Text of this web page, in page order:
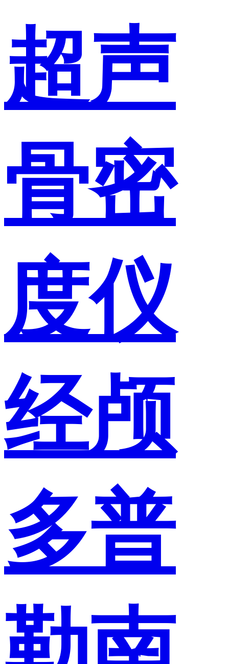
超声
骨密
度仪
经颅
多普